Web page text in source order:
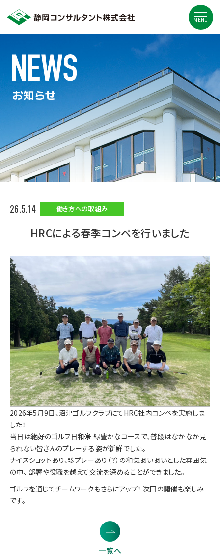
MENU
お知らせ
26.5.14 働き方への取組み
HRCによる春季コンペを行いました
2026年5月9日、沼津ゴルフクラブにてHRC社内コンペを実施しま
した！
当日は絶好のゴルフ日和☀️ 緑豊かなコースで、普段はなかなか見
られない皆さんのプレーする姿が新鮮でした。
ナイスショットあり、珍プレーあり（？）の和気あいあいとした雰囲気
の中、 部署や役職を越えて交流を深めることができました。
ゴルフを通じてチームワークもさらにアップ！ 次回の開催も楽しみ
です。
一覧へ